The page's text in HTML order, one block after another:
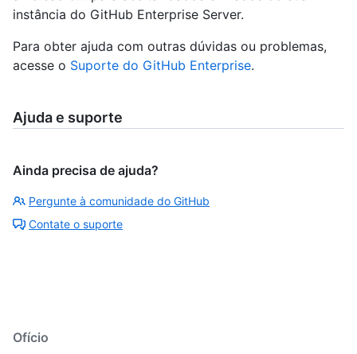
instância do GitHub Enterprise Server.
Para obter ajuda com outras dúvidas ou problemas,
acesse o Suporte do GitHub Enterprise.
Ajuda e suporte
Ainda precisa de ajuda?
Pergunte à comunidade do GitHub
Contate o suporte
Ofício